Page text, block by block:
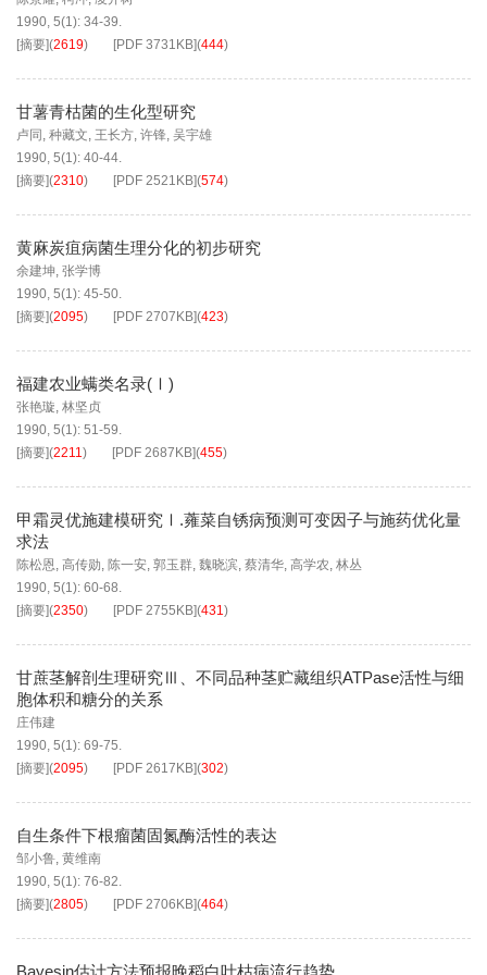
1990, 5(1): 34-39.
[摘要](2619) [PDF 3731KB](444)
甘薯青枯菌的生化型研究
卢同 , 种藏文, 王长方, 许锋, 吴宇雄
1990, 5(1): 40-44.
[摘要](2310) [PDF 2521KB](574)
黄麻炭疽病菌生理分化的初步研究
余建坤, 张学博
1990, 5(1): 45-50.
[摘要](2095) [PDF 2707KB](423)
福建农业螨类名录(Ⅰ)
张艳璇, 林坚贞
1990, 5(1): 51-59.
[摘要](2211) [PDF 2687KB](455)
甲霜灵优施建模研究Ⅰ.蕹菜自锈病预测可变因子与施药优化量
求法
陈松恩, 高传勋, 陈一安, 郭玉群, 魏晓滨, 蔡清华, 高学农, 林丛
1990, 5(1): 60-68.
[摘要](2350) [PDF 2755KB](431)
甘蔗茎解剖生理研究Ⅲ、不同品种茎贮藏组织ATPase活性与细
胞体积和糖分的关系
庄伟建
1990, 5(1): 69-75.
[摘要](2095) [PDF 2617KB](302)
自生条件下根瘤菌固氮酶活性的表达
邹小鲁, 黄维南
1990, 5(1): 76-82.
[摘要](2805) [PDF 2706KB](464)
Bayesin估计方法预报晚稻白叶枯病流行趋势